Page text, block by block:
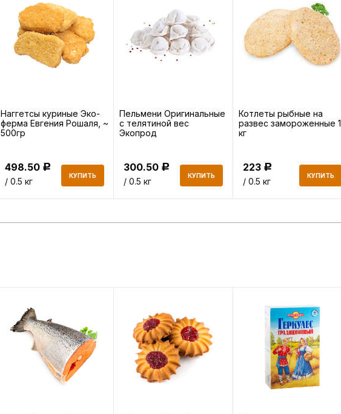
Наггетсы куриные Эко-
ферма Евгения Рошаля, ~
500гр
498.50 Р
/ 0.5 кг
КУПИТЬ
Пельмени Оригинальные
с телятиной вес
Экопрод
300.50 Р
/ 0.5 кг
КУПИТЬ
Котлеты рыбные на
развес замороженные 1
кг
223 Р
/ 0.5 кг
КУПИТЬ